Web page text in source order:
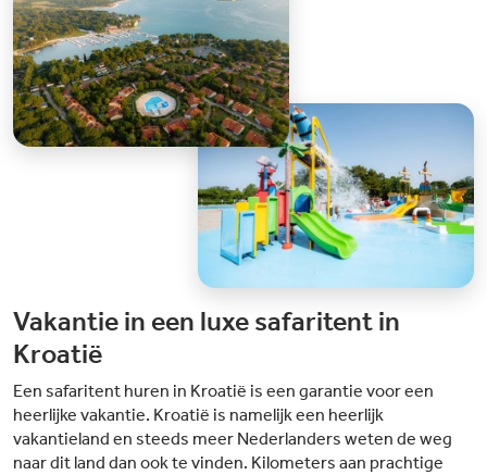
Vakantie in een luxe safaritent in
Kroatië
Een safaritent huren in Kroatië is een garantie voor een
heerlijke vakantie. Kroatië is namelijk een heerlijk
vakantieland en steeds meer Nederlanders weten de weg
naar dit land dan ook te vinden. Kilometers aan prachtige